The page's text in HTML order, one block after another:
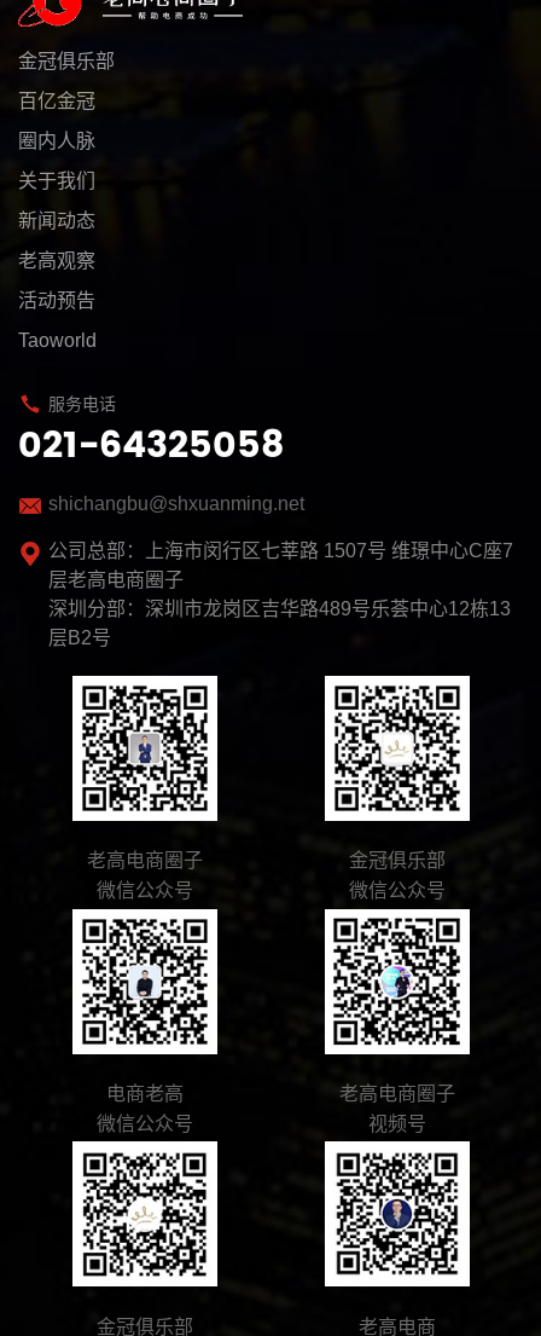
金冠俱乐部
百亿金冠
圈内人脉
关于我们
新闻动态
老高观察
活动预告
Taoworld
服务电话
021-64325058
shichangbu@shxuanming.net
公司总部：上海市闵行区七莘路 1507号 维璟中心C座7
层老高电商圈子
深圳分部：深圳市龙岗区吉华路489号乐荟中心12栋13
层B2号
老高电商圈子
微信公众号
金冠俱乐部
微信公众号
电商老高
微信公众号
老高电商圈子
视频号
金冠俱乐部 老高电商